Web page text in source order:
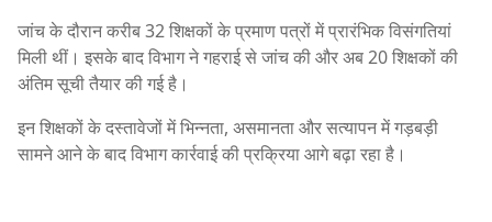
जांच के दौरान करीब 32 शिक्षकों के प्रमाण पत्रों में प्रारंभिक विसंगतियां
मिली थीं। इसके बाद विभाग ने गहराई से जांच की और अब 20 शिक्षकों की
अंतिम सूची तैयार की गई है।
इन शिक्षकों के दस्तावेजों में भिन्नता, असमानता और सत्यापन में गड़बड़ी
सामने आने के बाद विभाग कार्रवाई की प्रक्रिया आगे बढ़ा रहा है।